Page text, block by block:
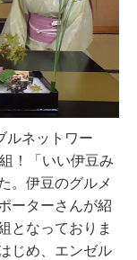
ルネットワー
！「いい伊豆み
。伊豆のグルメ
ーターさんが紹
となっておりま
じめ、エンゼル